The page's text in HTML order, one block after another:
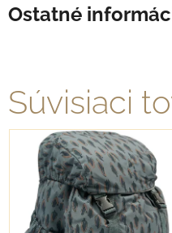
Ostatné
Súvisiaci